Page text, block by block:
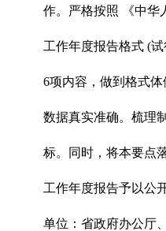
作。严格按照 《中华
工作年度报告格式 (
6项内容，做到格式体
数据真实准确。梳理
标。同时，将本要点
工作年度报告予以公
单位：省政府办公厅